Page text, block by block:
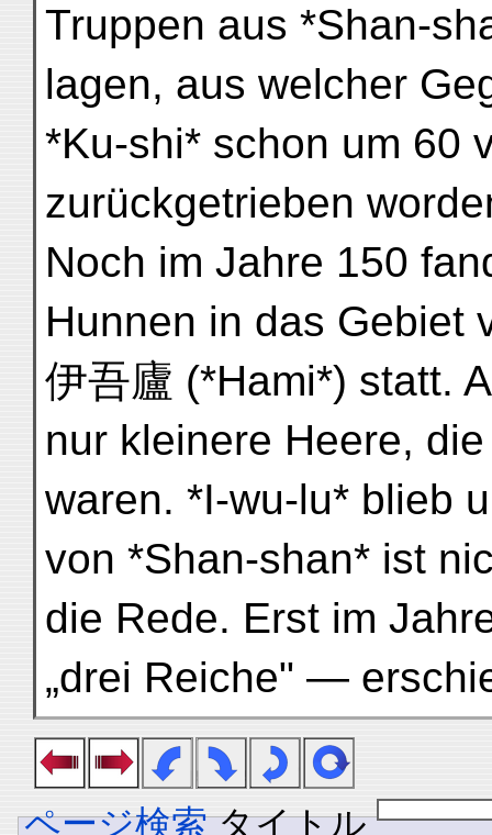
Truppen aus *Shan-
lagen, aus welcher
*Ku-shi* schon um 60
zurückgetrieben
Noch im Jahre 150
Hunnen in das Gebiet
伊吾廬 (*Hami*) statt.
nur kleinere Heere,
waren. *I-wu-lu* blieb
von *Shan-shan* ist
die Rede. Erst im
„drei Reiche" —
ページ検索 タイトル